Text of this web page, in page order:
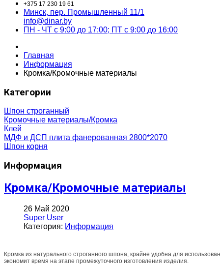
+375 17 230 19 61
Минск, пер. Промышленный 11/1
info@dinar.by
ПН - ЧТ с 9:00 до 17:00; ПТ с 9:00 до 16:00
Главная
Информация
Кромка/Кромочные материалы
Категории
Шпон строганный
Кромочные материалы/Кромка
Клей
МДФ и ДСП плита фанерованная 2800*2070
Шпон корня
Информация
Кромка/Кромочные материалы
26 Май 2020
Super User
Категория: Информация
Кромка из натурального строганного шпона, крайне удобна для
экономит время на этапе промежуточного изготовления изделия.